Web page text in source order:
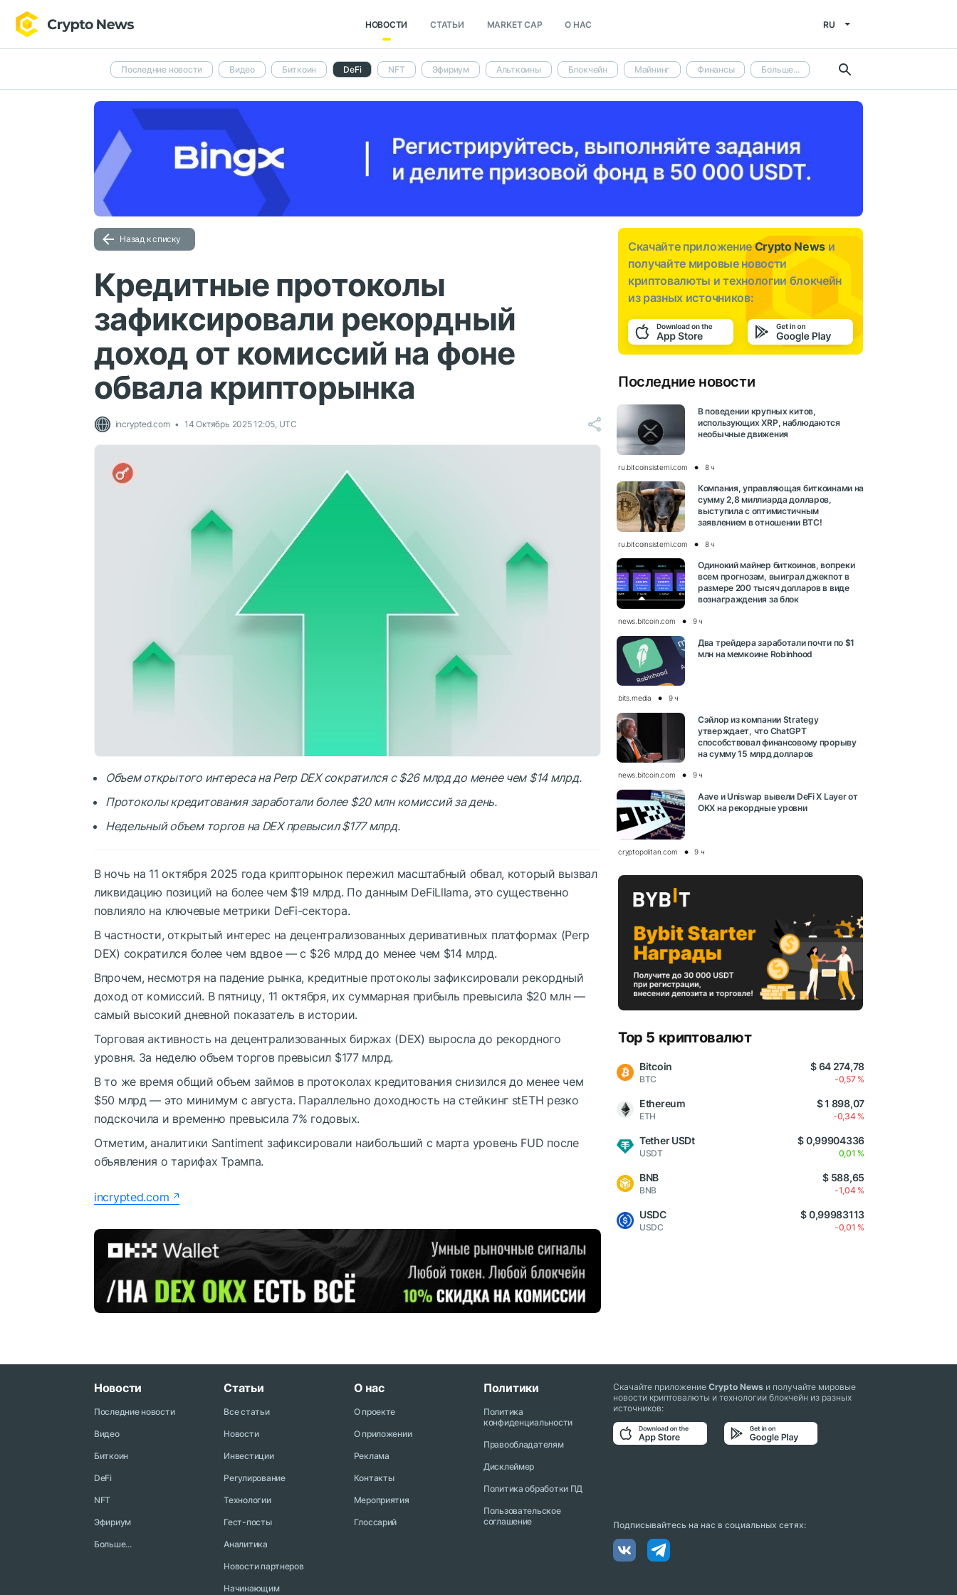
НОВОСТИ СТАТЬИ MARKET CAP О НАС RU
Последние новости Видео Биткоин DeFi NFT Эфириум Альткоины Блокчейн Майнинг Финансы Больше...
Назад к списку
Кредитные протоколы
зафиксировали рекордный
доход от комиссий на фоне
обвала крипторынка
incrypted.com 14 Октябрь 2025 12:05, UTC
Объем открытого интереса на Perp DEX сократился с $26 млрд до менее чем $14 млрд.
Протоколы кредитования заработали более $20 млн комиссий за день.
Недельный объем торгов на DEX превысил $177 млрд.
В ночь на 11 октября 2025 года крипторынок пережил масштабный обвал, который вызвал
ликвидацию позиций на более чем $19 млрд. По данным DeFiLllama, это существенно
повлияло на ключевые метрики DeFi-сектора.
В частности, открытый интерес на децентрализованных деривативных платформах (Perp
DEX) сократился более чем вдвое — с $26 млрд до менее чем $14 млрд.
Впрочем, несмотря на падение рынка, кредитные протоколы зафиксировали рекордный
доход от комиссий. В пятницу, 11 октября, их суммарная прибыль превысила $20 млн —
самый высокий дневной показатель в истории.
Торговая активность на децентрализованных биржах (DEX) выросла до рекордного
уровня. За неделю объем торгов превысил $177 млрд.
В то же время общий объем займов в протоколах кредитования снизился до менее чем
$50 млрд — это минимум с августа. Параллельно доходность на стейкинг stETH резко
подскочила и временно превысила 7% годовых.
Отметим, аналитики Santiment зафиксировали наибольший с марта уровень FUD после
объявления о тарифах Трампа.
incrypted.com
Скачайте приложениеCrypto News и
получайте мировые новости
криптовалюты и технологии блокчейн
из разных источников:
Последние новости
В поведении крупных китов,
использующих XRP, наблюдаются
необычные движения
ru.bitcoinsistemi.com 8 ч
Компания, управляющая биткоинами на
сумму 2,8 миллиарда долларов,
выступила с оптимистичным
заявлением в отношении BTC!
ru.bitcoinsistemi.com 8 ч
Одинокий майнер биткоинов, вопреки
всем прогнозам, выиграл джекпот в
размере 200 тысяч долларов в виде
вознаграждения за блок
news.bitcoin.com 9 ч
Два трейдера заработали почти по $1
млн на мемкоине Robinhood
bits.media 9 ч
Сэйлор из компании Strategy
утверждает, что ChatGPT
способствовал финансовому прорыву
на сумму 15 млрд долларов
news.bitcoin.com 9 ч
Aave и Uniswap вывели DeFi X Layer от
OKX на рекордные уровни
cryptopolitan.com 9 ч
Top 5 криптовалют
Bitcoin
BTC
$ 64 274,78
-0,57 %
Ethereum
ETH
$ 1 898,07
-0,34 %
Tether USDt
USDT
$ 0,99904336
0,01 %
BNB
BNB
$ 588,65
-1,04 %
USDC
USDC
$ 0,99983113
-0,01 %
Новости
Последние новости
Видео
Биткоин
DeFi
NFT
Эфириум
Больше...
Статьи
Все статьи
Новости
Инвестиции
Регулирование
Технологии
Гест-посты
Аналитика
Новости партнеров
Начинающим
О нас
О проекте
О приложении
Реклама
Контакты
Мероприятия
Глоссарий
Политики
Политика
конфиденциальности
Правообладателям
Дисклеймер
Политика обработки ПД
Пользовательское
соглашение
Скачайте приложениеCrypto News и получайте мировые
новости криптовалюты и технологии блокчейн из разных
источников:
Подписывайтесь на нас в социальных сетях: